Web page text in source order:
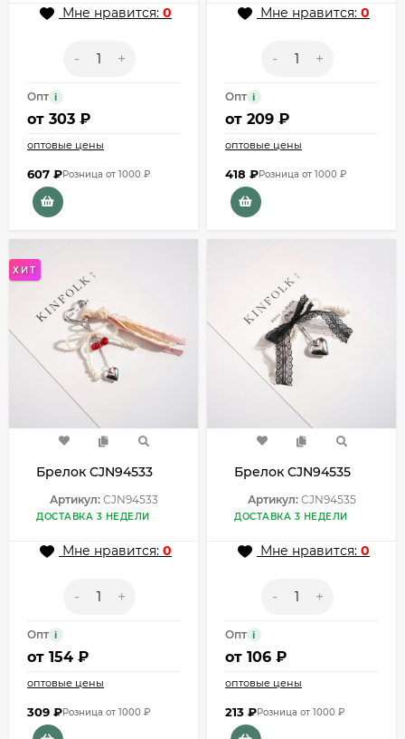
Мне нравится: 0
- +
Опт i
от 303 ₽
оптовые цены
607 ₽Розница от 1000 ₽
Мне нравится: 0
- +
Опт i
от 209 ₽
оптовые цены
418 ₽Розница от 1000 ₽
ХИТ
Брелок CJN94533
Артикул:CJN94533
ДОСТАВКА 3 НЕДЕЛИ
Мне нравится: 0
- +
Опт i
от 154 ₽
оптовые цены
309 ₽Розница от 1000 ₽
Брелок CJN94535
Артикул:CJN94535
ДОСТАВКА 3 НЕДЕЛИ
Мне нравится: 0
- +
Опт i
от 106 ₽
оптовые цены
213 ₽Розница от 1000 ₽